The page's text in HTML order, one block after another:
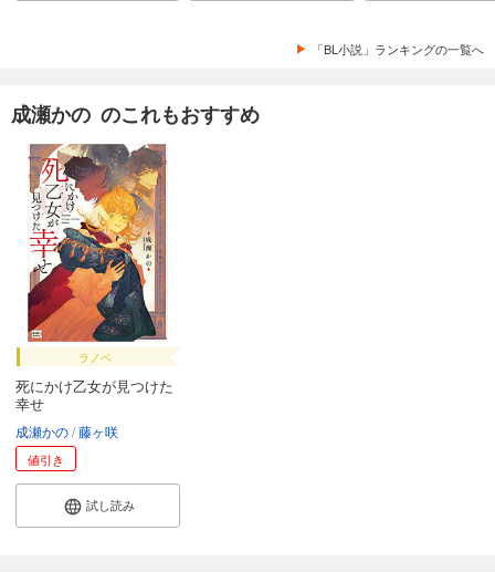
「BL小説」ランキングの一覧へ
成瀬かの のこれもおすすめ
ラノベ
死にかけ乙女が見つけた
幸せ
成瀬かの 藤ヶ咲
値引き
試し読み